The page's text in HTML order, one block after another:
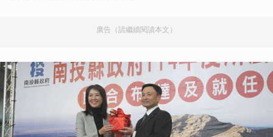
廣告（請繼續閱讀本文）